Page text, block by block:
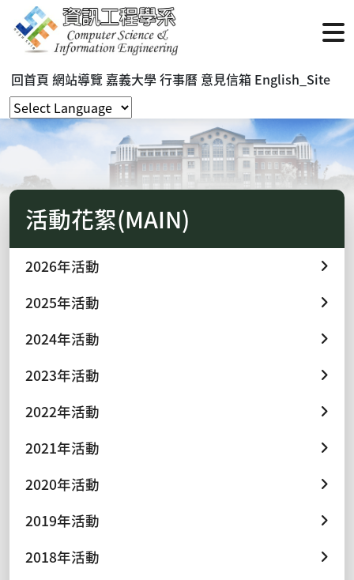
回首頁 網站導覽 嘉義大學行事曆 意見信箱 English_Site
活動花絮(MAIN)
2026年活動
2025年活動
2024年活動
2023年活動
2022年活動
2021年活動
2020年活動
2019年活動
2018年活動